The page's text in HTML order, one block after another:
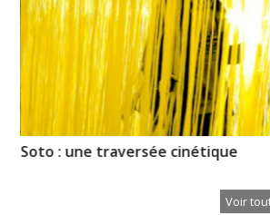
Soto : une traversée cinétique
Voir